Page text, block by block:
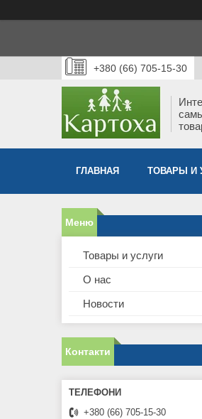
+380 (66) 705-15-30
ГЛАВНАЯ ТОВАРЫ И
Товары и услуги
О нас
Новости
Контакти
+380 (66) 705-15-30